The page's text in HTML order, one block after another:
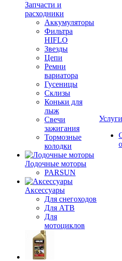
Запчасти и
расходники
Аккумуляторы
Фильтра
HIFLO
Звезды
Цепи
Ремни
вариатора
Гусеницы
Склизы
Коньки для
лыж
Свечи
зажигания
Тормозные
колодки
Лодочные моторы
PARSUN
Аксессуары
Для снегоходов
Для АТВ
Для
мотоциклов
Услуги